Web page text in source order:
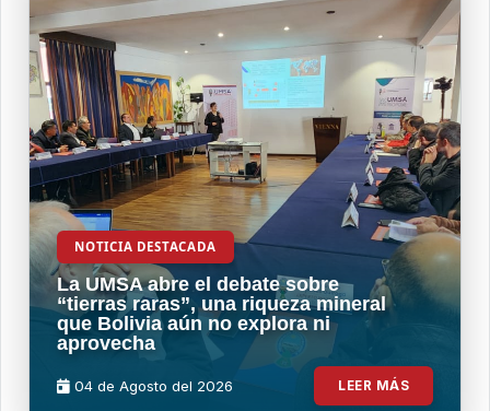
NOTICIA DESTACADA
La UMSA abre el debate sobre
“tierras raras”, una riqueza mineral
que Bolivia aún no explora ni
aprovecha
04 de Agosto del 2026 LEER MÁS